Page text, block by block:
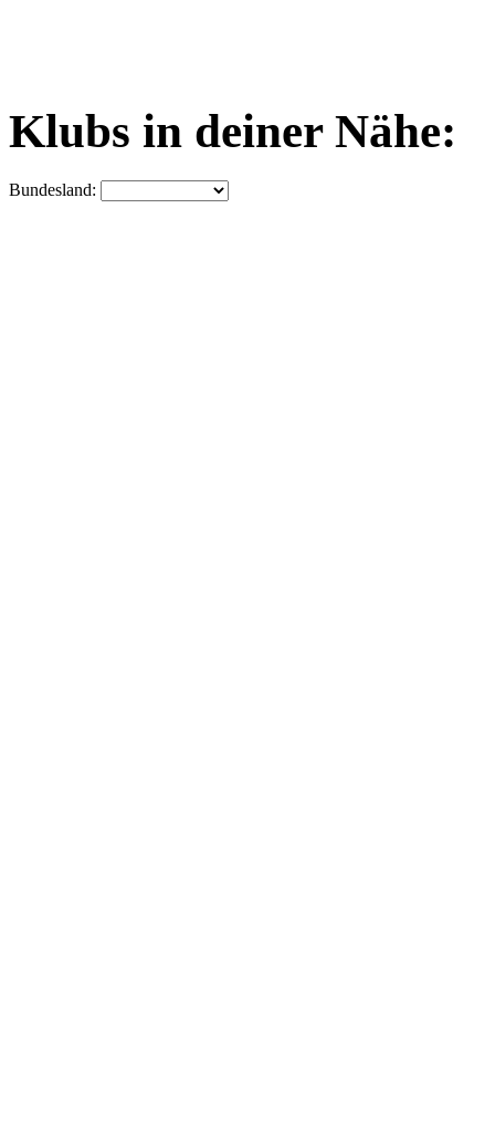
Klubs in deiner Nähe:
Bundesland: